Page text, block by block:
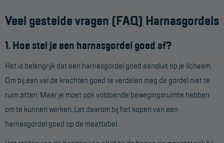
Veel gestelde vragen (FAQ) Harnasgordels
1. Hoe stel je een harnasgordel goed af?
Het is belangrijk dat een harnasgordel goed aansluit op je lichaam.
Om bij een val de krachten goed te verdelen mag de gordel niet te
ruim zitten. Maar je moet ook voldoende bewegingsruimte hebben
om te kunnen werken. Let daarom bij het kopen van een
harnasgordel goed op de maattabel.